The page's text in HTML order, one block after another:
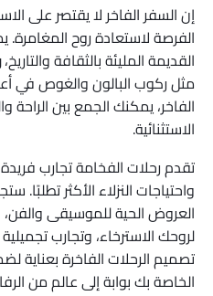
إن السفر الفاخر لا يقتصر على
الفرصة لاستعادة روح
القديمة المليئة بالثقافة والتاريخ،
مثل ركوب البالون والغوص في
الفاخر، يمكنك الجمع بين الراحة
الاستثنائية.
تقدم رحلات الفخامة تجارب
واحتياجات النزلاء الأكثر
العروض الحية للموسيقى والفن،
لروحك الاسترخاء، وتجارب
تصميم الرحلات الفاخرة بعناية
الخاصة بك بوابة إلى عالم من